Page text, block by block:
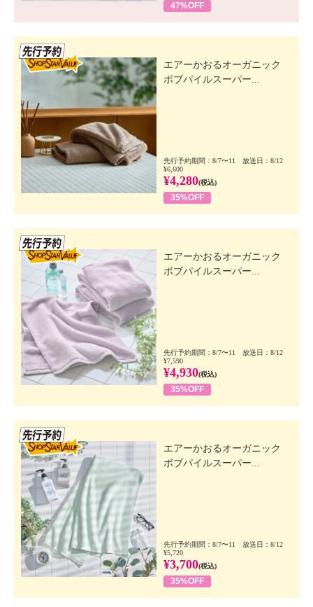
47%OFF
エアーかおるオーガニック
ボブパイルスーパー...
先行予約期間：8/7〜11 放送日：8/12
¥6,600
¥4,280(税込)
35%OFF
エアーかおるオーガニック
ボブパイルスーパー...
先行予約期間：8/7〜11 放送日：8/12
¥7,590
¥4,930(税込)
35%OFF
エアーかおるオーガニック
ボブパイルスーパー...
先行予約期間：8/7〜11 放送日：8/12
¥5,720
¥3,700(税込)
35%OFF